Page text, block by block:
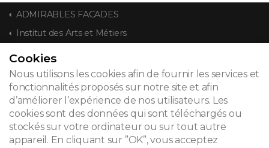
ADMIRABLES FACADES
Institut des Arts et Métiers
CONTACT
© 2026
Mentions légales
Cookies
Nous utilisons les cookies afin de fournir les services et
fonctionnalités proposés sur notre site et afin
d’améliorer l’expérience de nos utilisateurs. Les
cookies sont des données qui sont téléchargés ou
stockés sur votre ordinateur ou sur tout autre
appareil. En cliquant sur ”OK”, vous acceptez